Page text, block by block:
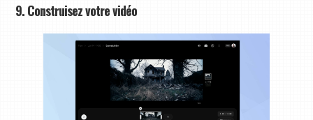
9. Construisez votre vidéo